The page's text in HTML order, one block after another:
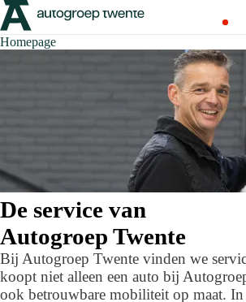
Homepage
De service van
Autogroep Twente
Bij Autogroep Twente vinden we
koopt niet alleen een auto bij
ook betrouwbare mobiliteit op maat.